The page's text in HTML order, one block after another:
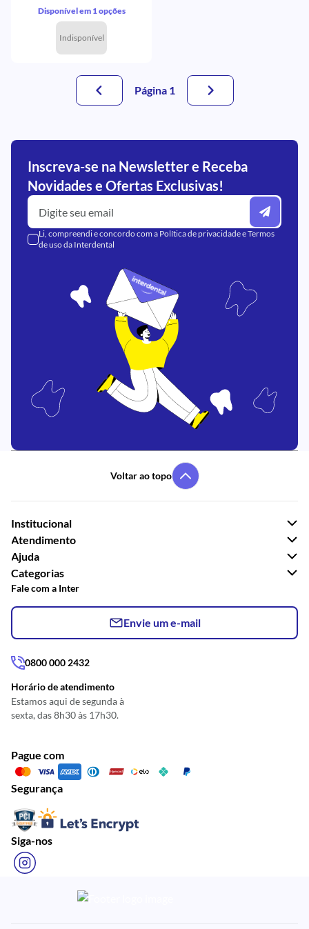
Disponível em 1 opções
Indisponível
Página 1
Inscreva-se na Newsletter e Receba
Novidades e Ofertas Exclusivas!
Li, compreendi e concordo com a Política de privacidadeeTermos
de usoda Interdental
Voltar ao topo
Institucional
Atendimento
Ajuda
Categorias
Fale com a Inter
Envie um e-mail
0800 000 2432
Horário de atendimento
Estamos aqui de segunda à
sexta, das 8h30 às 17h30.
Pague com
Segurança
Siga-nos